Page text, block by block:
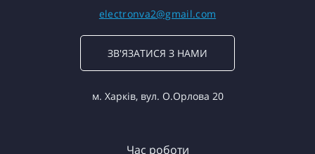
electronva2@gmail.com
ЗВ'ЯЗАТИСЯ З НАМИ
м. Харків, вул. О.Орлова 20
Час роботи